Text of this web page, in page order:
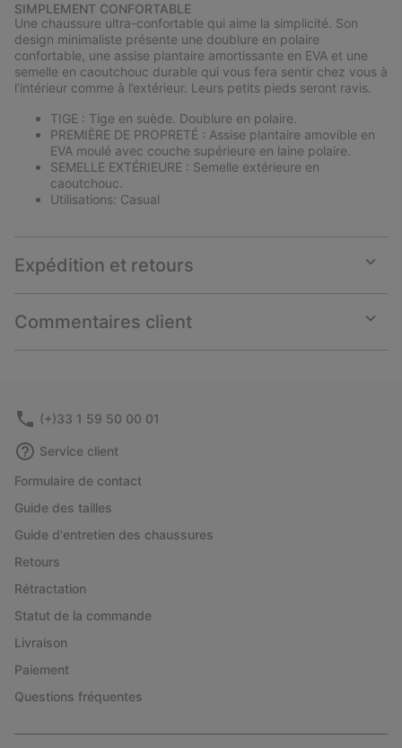
SIMPLEMENT CONFORTABLE
Une chaussure ultra-confortable qui aime la simplicité. Son
design minimaliste présente une doublure en polaire
confortable, une assise plantaire amortissante en EVA et une
semelle en caoutchouc durable qui vous fera sentir chez vous à
l’intérieur comme à l’extérieur. Leurs petits pieds seront ravis.
TIGE : Tige en suède. Doublure en polaire.
PREMIÈRE DE PROPRETÉ : Assise plantaire amovible en
EVA moulé avec couche supérieure en laine polaire.
SEMELLE EXTÉRIEURE : Semelle extérieure en
caoutchouc.
Utilisations: Casual
Expédition et retours
or
Commentaires client
or
(+)33 1 59 50 00 01
Service client
Formulaire de contact
Guide des tailles
Guide d'entretien des chaussures
Retours
Rétractation
Statut de la commande
Livraison
Paiement
Questions fréquentes